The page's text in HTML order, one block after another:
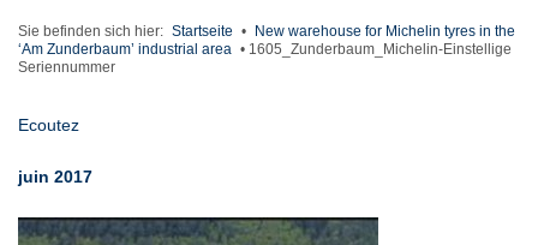
Sie befinden sich hier: Startseite •
New warehouse for Michelin tyres in the
‘Am Zunderbaum’ industrial area • 1605_Zunderbaum_Michelin-Einstellige
Seriennummer
Ecoutez
juin 2017